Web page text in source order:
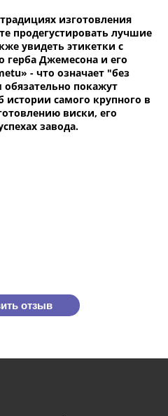
изготовления
продегустировать лучшие
увидеть этикетки с
герба Джемесона и его
- что означает "без
обязательно покажут
самого крупного в
виски, его
завода.
отзыв